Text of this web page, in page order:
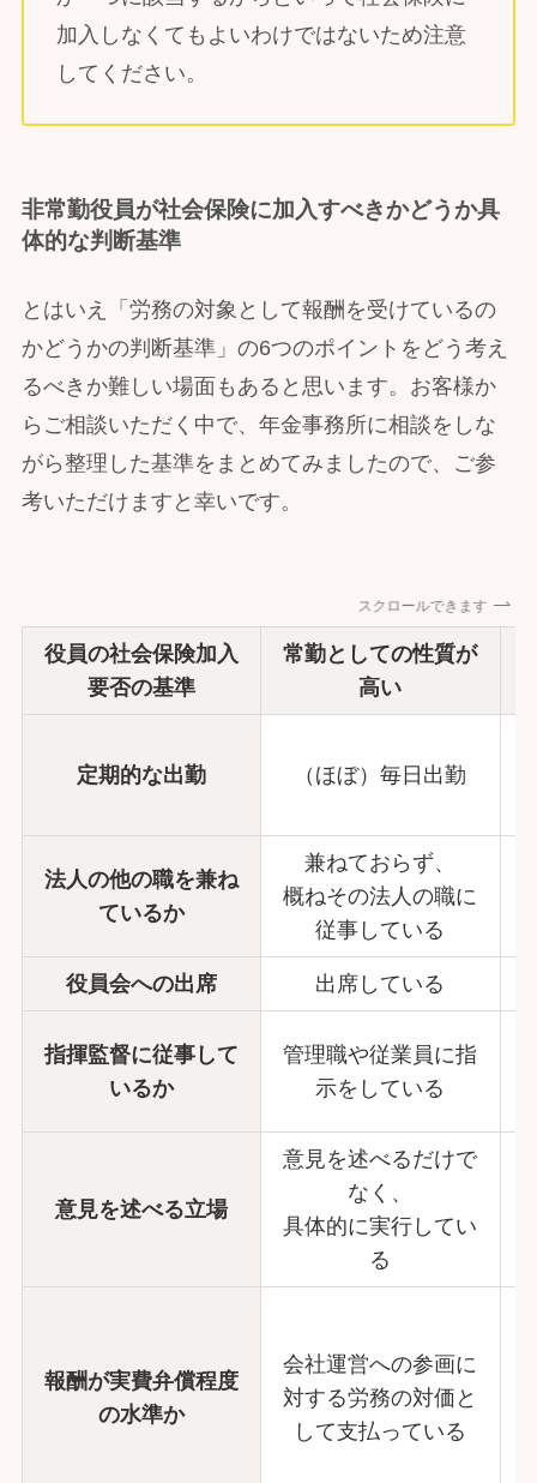
加入しなくてもよいわけではないため注意
してください。
非常勤役員が社会保険に加入すべきかどうか具
体的な判断基準
とはいえ「労務の対象として報酬を受けているの
かどうかの判断基準」の6つのポイントをどう考え
るべきか難しい場面もあると思います。お客様か
らご相談いただく中で、年金事務所に相談をしな
がら整理した基準をまとめてみましたので、ご参
考いただけますと幸いです。
スクロールできます
役員の社会保険加入
要否の基準
常勤としての性質が
高い
定期的な出勤 （ほぼ）毎日出勤
法人の他の職を兼ね
ているか
兼ねておらず、
概ねその法人の職に
従事している
役員会への出席 出席している
指揮監督に従事して
いるか
管理職や従業員に指
示をしている
意見を述べる立場
意見を述べるだけで
なく、
具体的に実行してい
る
報酬が実費弁償程度
の水準か
会社運営への参画に
対する労務の対価と
して支払っている